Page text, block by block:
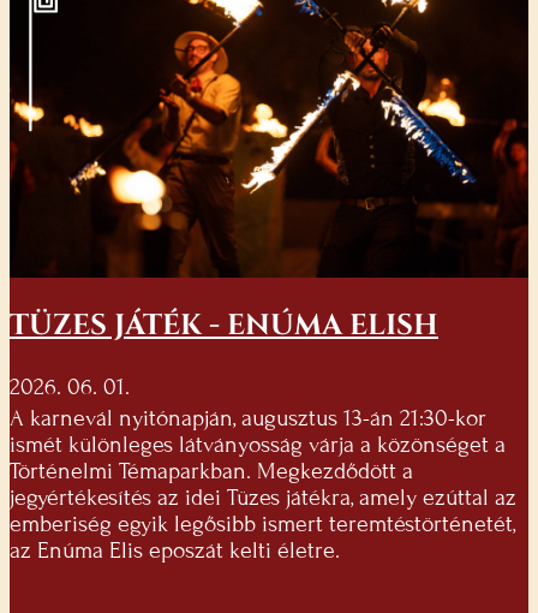
TÜZES JÁTÉK - ENÚMA ELISH
2026. 06. 01.
A karnevál nyitónapján, augusztus 13-án 21:30-kor
ismét különleges látványosság várja a közönséget a
Történelmi Témaparkban. Megkezdődött a
jegyértékesítés az idei Tüzes játékra, amely ezúttal az
emberiség egyik legősibb ismert teremtéstörténetét,
az Enúma Elis eposzát kelti életre.